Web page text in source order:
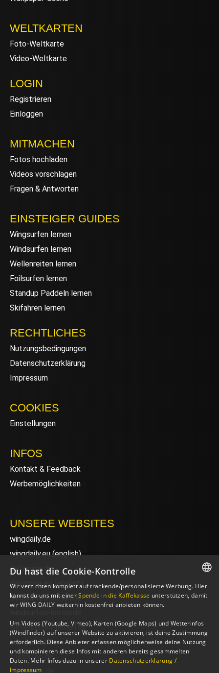
WELTKARTEN
Foto-Weltkarte
Video-Weltkarte
LOGIN
Registrieren
Einloggen
MITMACHEN
Fotos hochladen
Videos vorschlagen
Fragen & Antworten
EINSTEIGER GUIDES
Wingsurfen lernen
Windsurfen lernen
Wellenreiten lernen
Foilsurfen lernen
Standup Paddeln lernen
Skifahren lernen
RECHTLICHES
Nutzungsbedingungen
Datenschutzerklärung
Impressum
COOKIES
Einstellungen
INFOS
Kontakt & Feedback
Werbemöglichkeiten
UNSERE WEBSITES
wingdaily.de
wingdaily.eu(english)
dailydose.de
dailydose.eu
(english)
wingsurfen-lernen.de
wellenreiten-lernen.de
sup-basics.de
foilsurfen.de
GERMAN
Du hast die Cookie-Kontrolle
Wir verzichten komplett auf trackende/personalisierte Werbung. Hier
kannst du uns mit einerSpende in die Kaffekasse unterstützen, damit
wir WING DAILY weiterhin kostenfrei anbieten können.
Um Videos (Youtube, Vimeo), Karten (Google Maps) und Wetterinfos
(Windfinder) auf unserer Website zu aktivieren, ist deine Zustimmung
erforderlich. Diese Anbieter erfassen möglicherweise deine Nutzung
und kombinieren diese Infos mit anderen bereits gesammelten
Daten. Mehr Infos dazu in unserer Datenschutzerklärung /
Impressum